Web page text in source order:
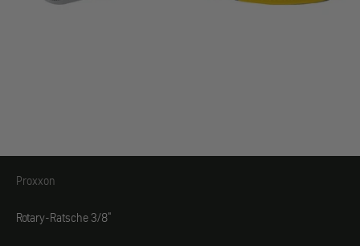
Proxxon
Proxxon
Rotary-Ratsche 3/8"